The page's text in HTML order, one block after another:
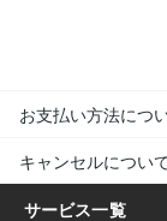
お支払い方法につ
キャンセルについ